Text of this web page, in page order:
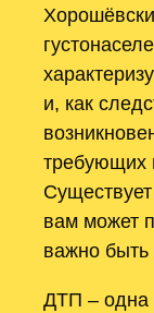
и, как
требующих
вам может
важно быть
ДТП – одна